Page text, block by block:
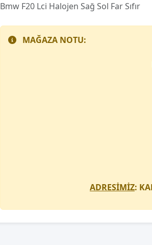
Bmw F20 Lci Halojen Sağ Sol Far Sıfır
MAĞAZA NOTU:
ADRESİMİZ: